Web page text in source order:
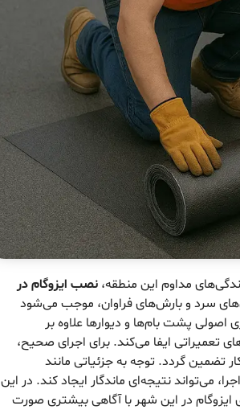
مداوم این منطقه، نصب ایزوگام در
سرد و بارش‌های فراوان، موجب می‌شود
پشت بام‌ها و دیوارها علاوه بر
تعمیراتی ایفا می‌کند. برای اجرای صحیح،
تضمین گردد. توجه به جزئیاتی مانند
می‌تواند نتیجه‌ای ماندگار ایجاد کند. در این
ایزوگام در این شهر با آگاهی بیشتری صورت